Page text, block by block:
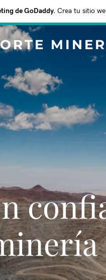
de GoDaddy. Crea tu sitio